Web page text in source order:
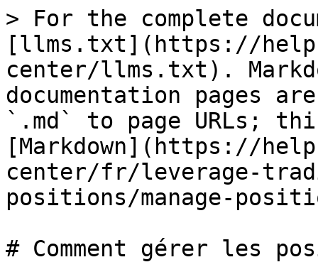
> For the complete
[llms.txt](https://
center/llms.txt).
documentation pages
`.md` to page URLs;
[Markdown](https://
center/fr/leverage-
positions/manage-
# Comment gérer les